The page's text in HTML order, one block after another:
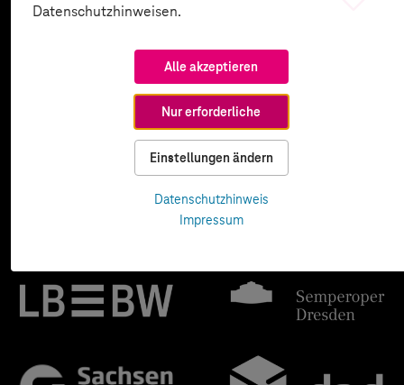
Datenschutzhinweisen.
Alle akzeptieren
Nur erforderliche
Einstellungen ändern
Datenschutzhinweis
Impressum